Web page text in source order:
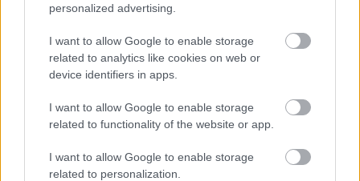
personalized advertising.
I want to allow Google to enable storage
related to analytics like cookies on web or
device identifiers in apps.
I want to allow Google to enable storage
related to functionality of the website or app.
I want to allow Google to enable storage
related to personalization.